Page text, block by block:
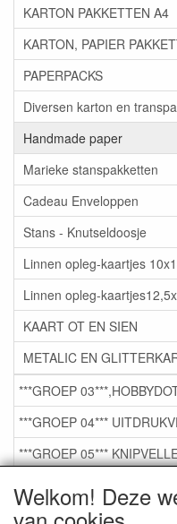
Welkom! Deze
KARTON PAKKETTEN A4
KARTON, PAPIER
PAPERPACKS
Diversen karton en
Handmade paper
Marieke stanspakketten
Cadeau Enveloppen
Stans - Knutseldoosje
Linnen opleg-kaartjes
Linnen opleg-
KAART OT EN SIEN
METALIC EN
***GROEP
***GROEP 04***
***GROEP 05***
***GROEP 06*** TAPE/
***GROEP 07*** KAARTEN